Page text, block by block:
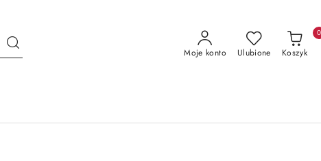
Moje konto Ulubione Koszyk
0